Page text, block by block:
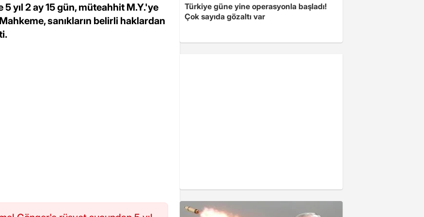
yıl 2 ay 15 gün, müteahhit M.Y.'ye
sanıkların belirli haklardan
Türkiye güne yine operasyonla başladı!
Çok sayıda gözaltı var